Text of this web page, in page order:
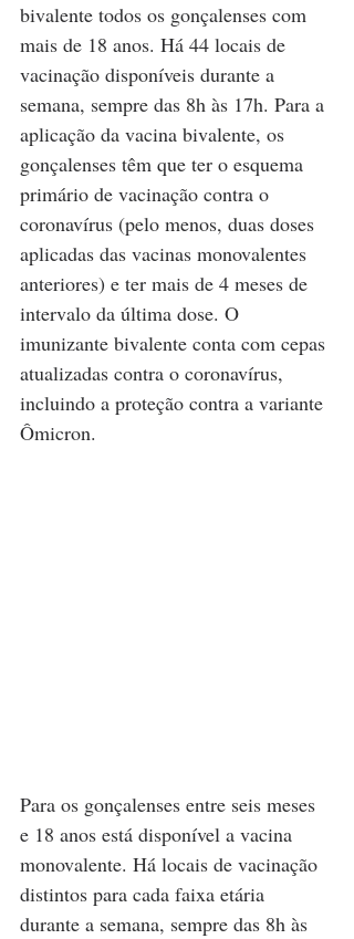
bivalente todos os gonçalenses com
mais de 18 anos. Há 44 locais de
vacinação disponíveis durante a
semana, sempre das 8h às 17h. Para a
aplicação da vacina bivalente, os
gonçalenses têm que ter o esquema
primário de vacinação contra o
coronavírus (pelo menos, duas doses
aplicadas das vacinas monovalentes
anteriores) e ter mais de 4 meses de
intervalo da última dose. O
imunizante bivalente conta com cepas
atualizadas contra o coronavírus,
incluindo a proteção contra a variante
Ômicron.
Para os gonçalenses entre seis meses
e 18 anos está disponível a vacina
monovalente. Há locais de vacinação
distintos para cada faixa etária
durante a semana, sempre das 8h às